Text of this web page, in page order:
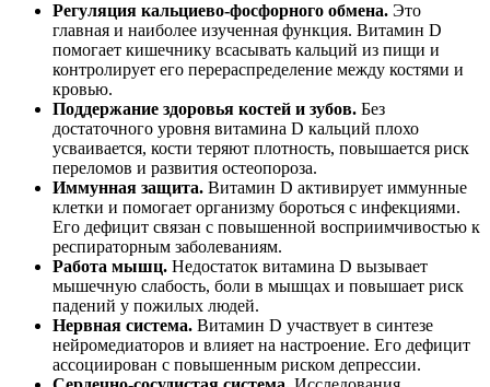
Регуляция кальциево-фосфорного обмена. Это
главная и наиболее изученная функция. Витамин D
помогает кишечнику всасывать кальций из пищи и
контролирует его перераспределение между костями и
кровью.
Поддержание здоровья костей и зубов. Без
достаточного уровня витамина D кальций плохо
усваивается, кости теряют плотность, повышается риск
переломов и развития остеопороза.
Иммунная защита. Витамин D активирует иммунные
клетки и помогает организму бороться с инфекциями.
Его дефицит связан с повышенной восприимчивостью к
респираторным заболеваниям.
Работа мышц. Недостаток витамина D вызывает
мышечную слабость, боли в мышцах и повышает риск
падений у пожилых людей.
Нервная система. Витамин D участвует в синтезе
нейромедиаторов и влияет на настроение. Его дефицит
ассоциирован с повышенным риском депрессии.